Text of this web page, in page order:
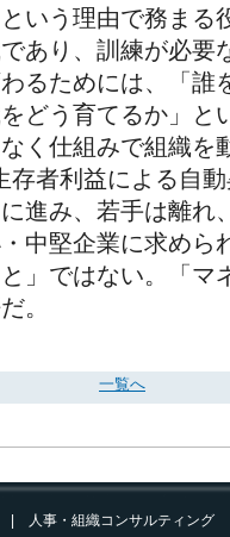
という理由で務まる
あり、訓練が必要
るためには、「誰
どう育てるか」と
く仕組みで組織を
存者利益による自
進み、若手は離れ
中堅企業に求めら
と」ではない。「マ
。
一覧へ
人事・組織コンサルティング